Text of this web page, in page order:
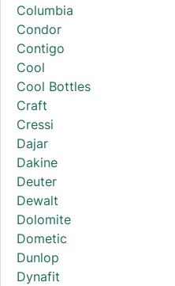
Columbia
Condor
Contigo
Cool
Cool Bottles
Craft
Cressi
Dajar
Dakine
Deuter
Dewalt
Dolomite
Dometic
Dunlop
Dynafit